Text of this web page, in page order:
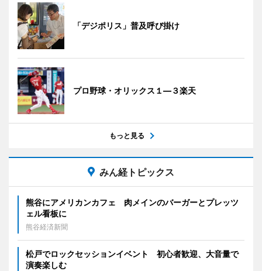
「デジポリス」普及呼び掛け
プロ野球・オリックス１―３楽天
もっと見る
みん経トピックス
熊谷にアメリカンカフェ 肉メインのバーガーとプレッツ
ェル看板に
熊谷経済新聞
松戸でロックセッションイベント 初心者歓迎、大音量で
演奏楽しむ